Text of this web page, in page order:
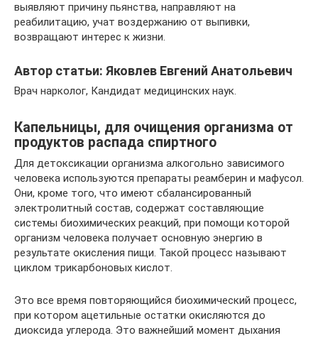
выявляют причину пьянства, направляют на
реабилитацию, учат воздержанию от выпивки,
возвращают интерес к жизни.
Автор статьи: Яковлев Евгений Анатольевич
Врач нарколог, Кандидат медицинских наук.
Капельницы, для очищения организма от
продуктов распада спиртного
Для детоксикации организма алкогольно зависимого
человека используются препараты реамберин и мафусол.
Они, кроме того, что имеют сбалансированный
электролитный состав, содержат составляющие
системы биохимических реакций, при помощи которой
организм человека получает основную энергию в
результате окисления пищи. Такой процесс называют
циклом трикарбоновых кислот.
Это все время повторяющийся биохимический процесс,
при котором ацетильные остатки окисляются до
диоксида углерода. Это важнейший момент дыхания